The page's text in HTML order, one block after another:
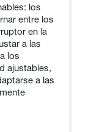
los
entre los
en la
a las
los
ajustables,
a las